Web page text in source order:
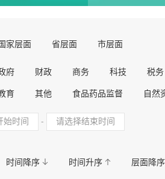
家层面 省层面 市层面
府 财政 商务 科技
税务
育 其他 食品药品监督
自然
法 自然规划 卫生健康
-
时间降序 时间升序 层面降序